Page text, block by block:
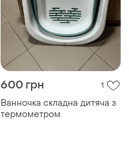
600 грн 1
Ванночка складна дитяча з
термометром